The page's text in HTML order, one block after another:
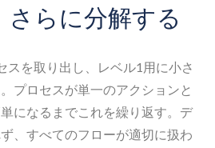
らに分解する
スを取り出し、レベル1用に小さ
プロセスが単一のアクションと
になるまでこれを繰り返す。デ
、すべてのフローが適切に扱わ